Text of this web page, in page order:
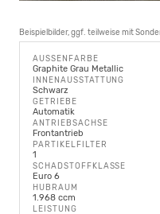
Beispielbilder, ggf. teilweise mit
AUSSENFARBE
Graphite Grau Metallic
INNENAUSSTATTUNG
Schwarz
GETRIEBE
Automatik
ANTRIEBSACHSE
Frontantrieb
PARTIKELFILTER
1
SCHADSTOFFKLASSE
Euro 6
HUBRAUM
1.968 ccm
LEISTUNG